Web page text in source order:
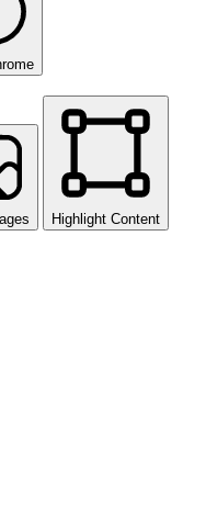
Highlight Content